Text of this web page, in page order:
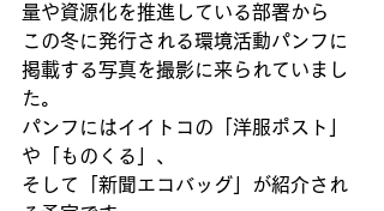
量や資源化を推進している部署から
この冬に発行される環境活動パンフに
掲載する写真を撮影に来られていまし
た。
パンフにはイイトコの「洋服ポスト」
や「ものくる」、
そして「新聞エコバッグ」が紹介され